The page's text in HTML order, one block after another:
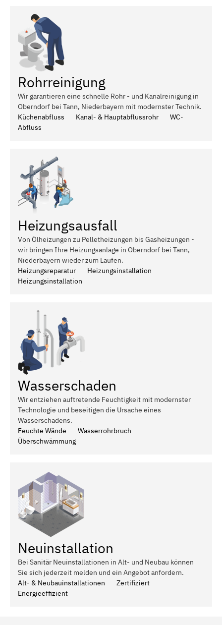
Rohrreinigung
Wir garantieren eine schnelle Rohr - und Kanalreinigung in
Oberndorf bei Tann, Niederbayern mit modernster Technik.
Küchenabfluss
Kanal- & Hauptabflussrohr
WC-
Abfluss
Heizungsausfall
Von Ölheizungen zu Pelletheizungen bis Gasheizungen -
wir bringen Ihre Heizungsanlage in Oberndorf bei Tann,
Niederbayern wieder zum Laufen.
Heizungsreparatur
Heizungsinstallation
Heizungsinstallation
Wasserschaden
Wir entziehen auftretende Feuchtigkeit mit modernster
Technologie und beseitigen die Ursache eines
Wasserschadens.
Feuchte Wände
Wasserrohrbruch
Überschwämmung
Neuinstallation
Bei Sanitär Neuinstallationen in Alt- und Neubau können
Sie sich jederzeit melden und ein Angebot anfordern.
Alt- & Neubauinstallationen
Zertifiziert
Energieeffizient